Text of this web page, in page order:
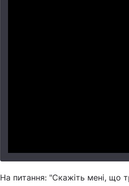
На питання: "Скажіть мені, що